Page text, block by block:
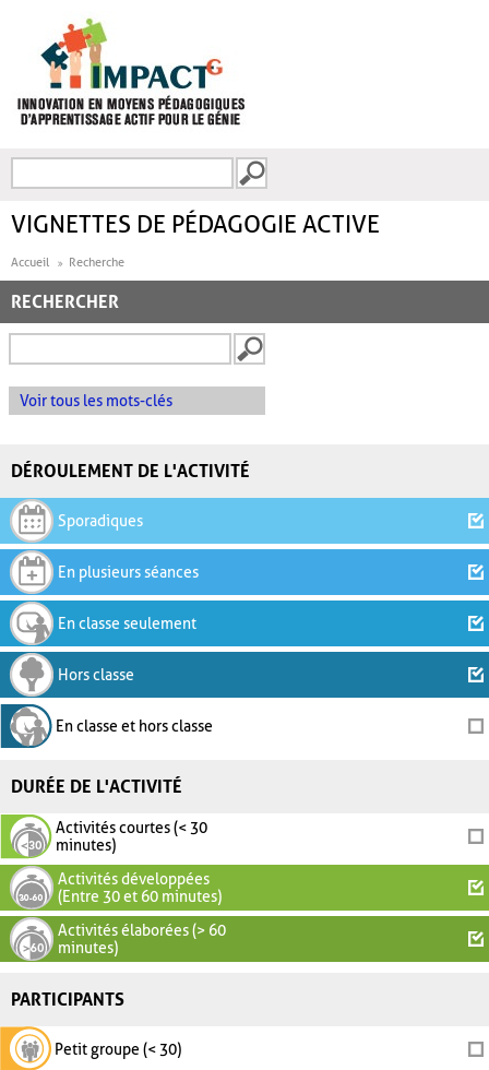
FORMULAIRE DE
VIGNETTES DE PÉDAGOGIE ACTIVE
Accueil Recherche
RECHERCHER
Voir tous les mots-clés
DÉROULEMENT DE L'ACTIVITÉ
Sporadiques
En plusieurs séances
En classe seulement
Hors classe
En classe et hors classe
DURÉE DE L'ACTIVITÉ
Activités courtes (< 30
minutes)
Activités développées
(Entre 30 et 60 minutes)
Activités élaborées (> 60
minutes)
PARTICIPANTS
Petit groupe (< 30)